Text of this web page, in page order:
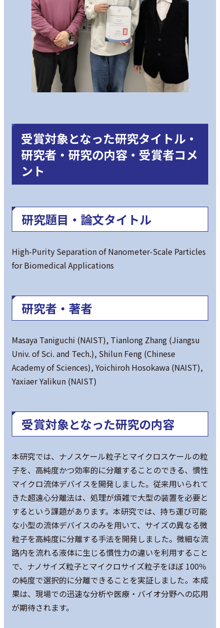
受賞対象となった研究タイトル・
研究者・研究の内容・受賞者コメ
ント
研究題目・論文タイトル
High-Purity Separation of Nanometer-Scale Particles
for Biomedical Applications
研究者・著者
Masaya Taniguchi (NAIST), Tianlong Zhang (Jiangsu
Univ. of Sci. and Tech.), Shilun Feng (Chinese
Academy of Sciences), Yoichiroh Hosokawa (NAIST),
Yaxiaer Yalikun (NAIST)
受賞対象となった研究の内容
本研究では、ナノスケール粒子とマイクロスケールの粒
子を、高純度かつ効率的に分離することのできる、慣性
マイクロ流体デバイスを開発しました。従来用いられて
きた超遠心分離法は、処理が煩雑で大型の装置を必要と
するという課題があります。本研究では、持ち運び可能
な小型の流体デバイスのみを用いて、サイズの異なる微
粒子を高純度に分離する手法を開発しました。微細な流
路内を流れる液体に生じる慣性力の違いを利用すること
で、ナノサイズ粒子とマイクロサイズ粒子をほぼ 100％
の純度で選択的に分離できることを実証しました。本成
果は、現場での迅速な分析や医療・バイオ分野への応用
が期待されます。